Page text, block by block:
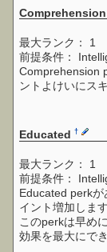
最大ランク： 1
前提条件：
Comprehension
ントよけいにス
Educated†
最大ランク： 1
前提条件：
Educated perk
イント増加します
このperkは早め
効果を最大にで